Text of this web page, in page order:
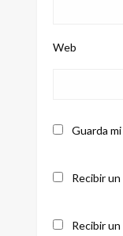
Web
Guarda
Recibir
Recibir